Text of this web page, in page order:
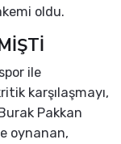
oldu.
ile
karşılaşmayı,
Pakkan
oynanan,